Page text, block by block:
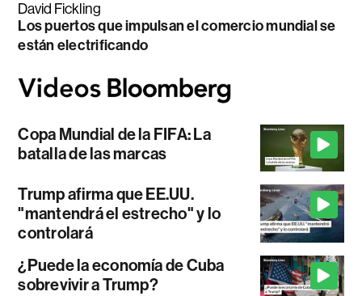
David Fickling
Los puertos que impulsan el comercio mundial se
están electrificando
Copa Mundial de la FIFA: La
batalla de las marcas
Trump afirma que EE.UU.
"mantendrá el estrecho" y lo
controlará
¿Puede la economía de Cuba
sobrevivir a Trump?